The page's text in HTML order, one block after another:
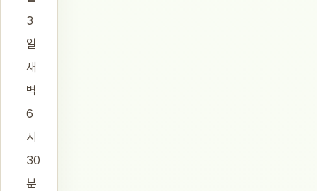
3
일
새
벽
6
시
30
분